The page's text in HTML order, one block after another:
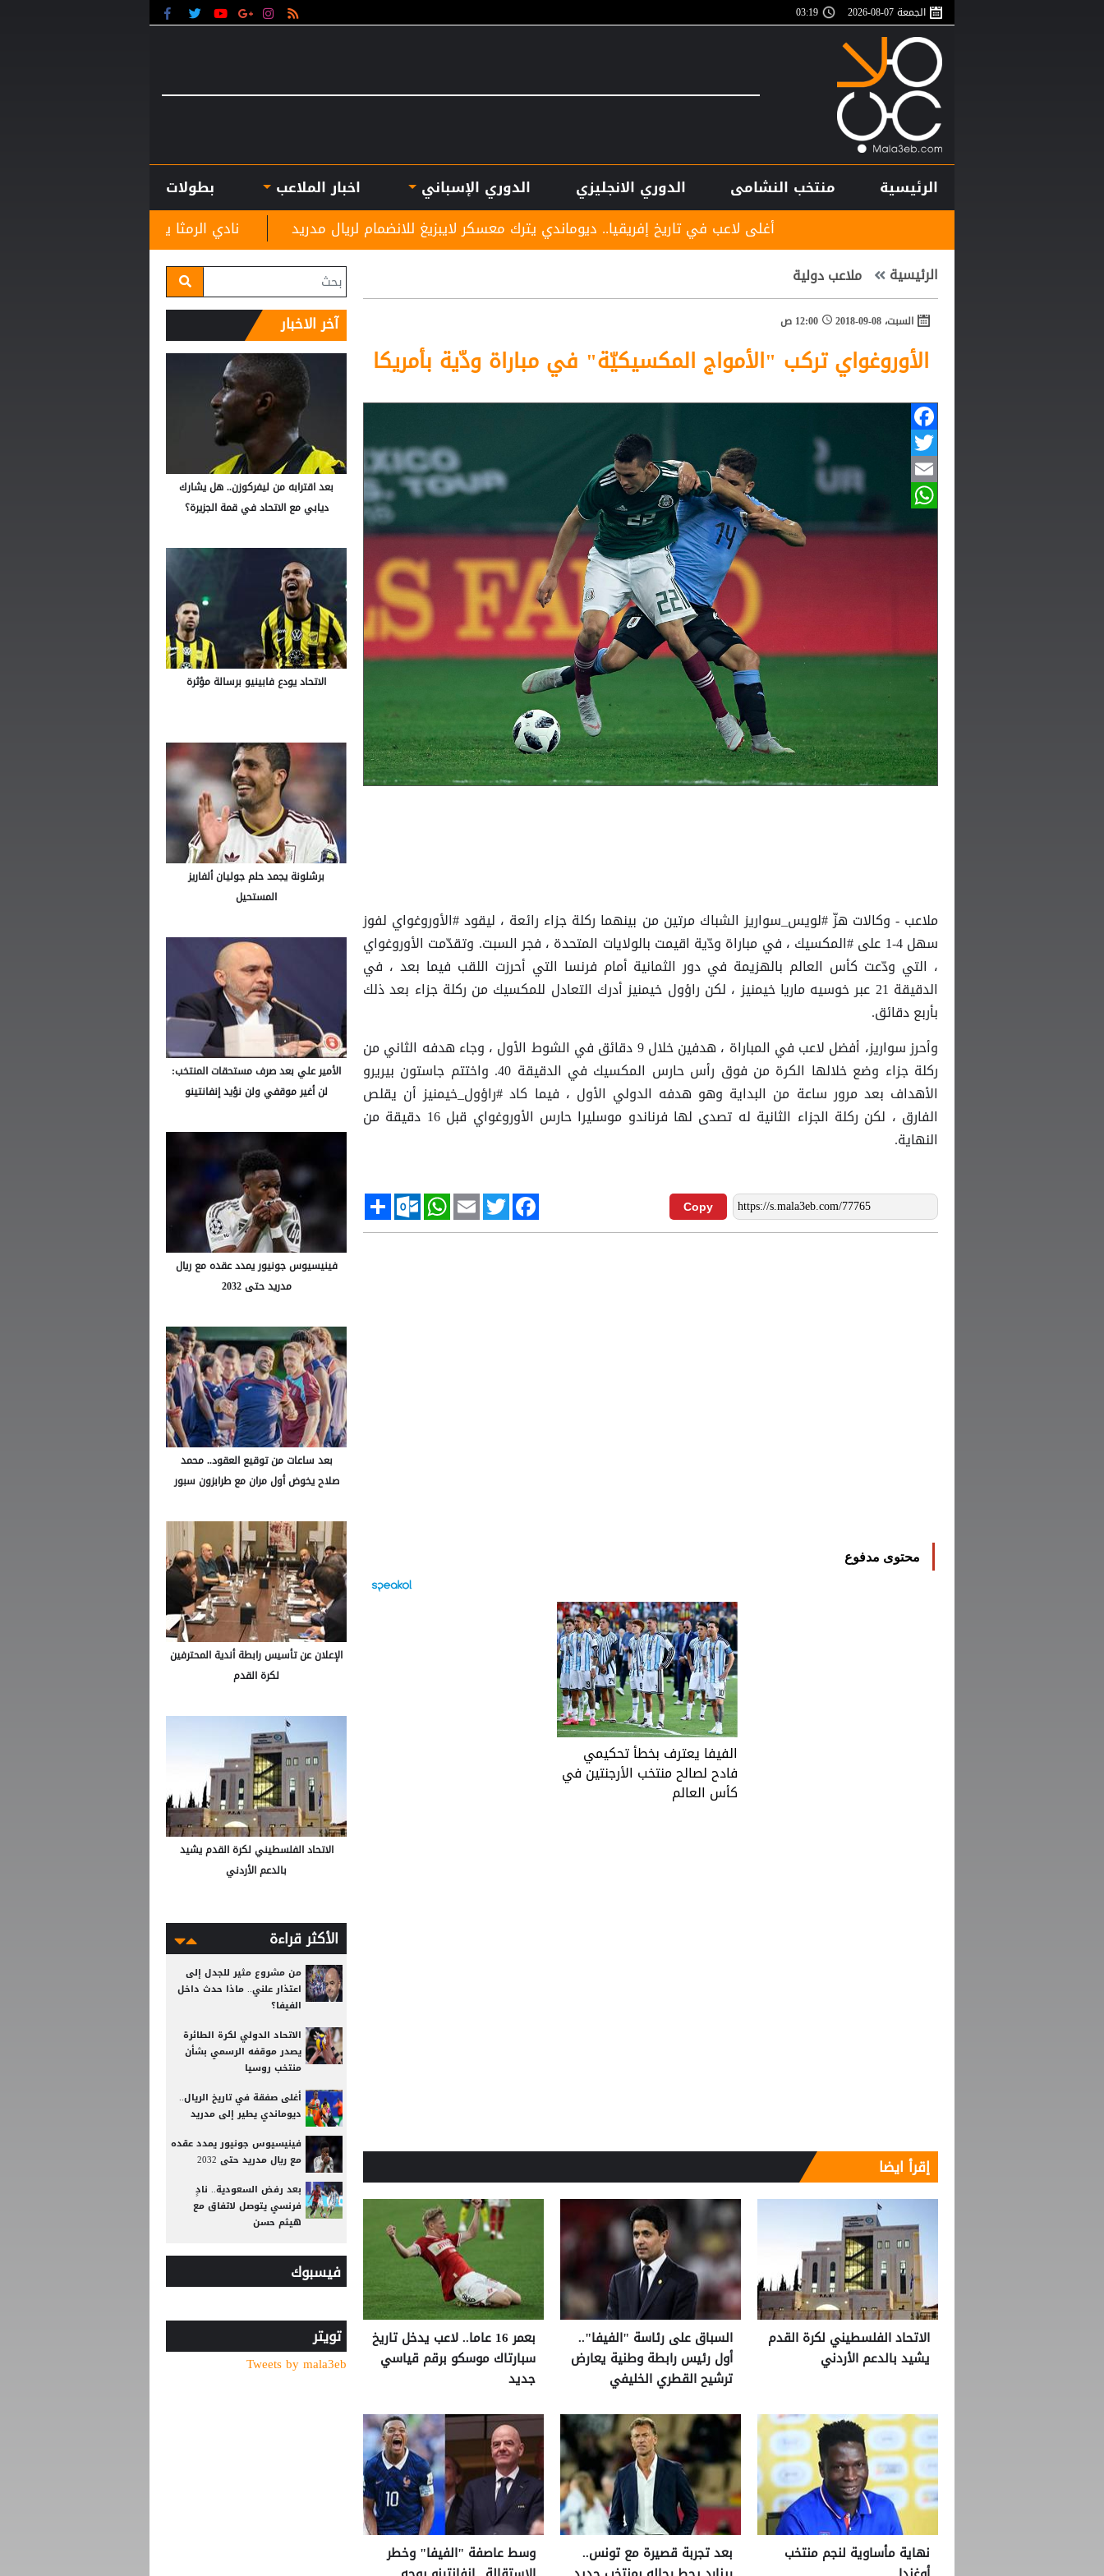
الجمعة 07-08-2026 03:19
الرئيسية منتخب النشامى الدوري الانجليزي الدوري الإسباني اخبار الملاعب
بطولات
نادي الرمثا يستقبل مدربه الجديد غاسانين استعدادًا
أغلى لاعب في تاريخ إفريقيا.. ديوماندي يترك معسكر لايبزيغ للانضمام لريال مدريد
الرئيسية ملاعب دولية
السبت، 08-09-2018 12:00 ص
الأوروغواي تركب "الأمواج المكسيكيّة" في مباراة ودّية بأمريكا
Facebook
Twitter
Email
WhatsApp
ملاعب - وكالات هزّ #لويس_سواريز الشباك مرتين من بينهما ركلة جزاء رائعة ، ليقود #الأوروغواي لفوز
سهل 4-1 على #المكسيك ، في مباراة ودّية اقيمت بالولايات المتحدة ، فجر السبت. وتقدّمت الأوروغواي
، التي ودّعت كأس العالم بالهزيمة في دور الثمانية أمام فرنسا التي أحرزت اللقب فيما بعد ، في
الدقيقة 21 عبر خوسيه ماريا خيمنيز ، لكن راؤول خيمنيز أدرك التعادل للمكسيك من ركلة جزاء بعد ذلك
بأربع دقائق.
وأحرز سواريز، أفضل لاعب في المباراة ، هدفين خلال 9 دقائق في الشوط الأول ، وجاء هدفه الثاني من
ركلة جزاء وضع خلالها الكرة من فوق رأس حارس المكسيك في الدقيقة 40. واختتم جاستون بيريرو
الأهداف بعد مرور ساعة من البداية وهو هدفه الدولي الأول ، فيما كاد #راؤول_خيمنيز أن يقلص
الفارق ، لكن ركلة الجزاء الثانية له تصدى لها فرناندو موسليرا حارس الأوروغواي قبل 16 دقيقة من
النهاية.
Copy
Facebook
Twitter
Email
WhatsApp
Outlook.com
Share
محتوى مدفوع
الفيفا يعترف بخطأ تحكيمي
فادح لصالح منتخب الأرجنتين في
كأس العالم
إقرأ ايضا
الاتحاد الفلسطيني لكرة القدم
يشيد بالدعم الأردني
السباق على رئاسة "الفيفا"..
أول رئيس رابطة وطنية يعارض
ترشيح القطري الخليفي
بعمر 16 عاما.. لاعب يدخل تاريخ
سبارتاك موسكو برقم قياسي
جديد
نهاية مأساوية لنجم منتخب
بعد تجربة قصيرة مع تونس..
وسط عاصفة "الفيفا" وخطر
آخر الاخبار
بعد اقترابه من ليفركوزن.. هل يشارك
ديابي مع الاتحاد في قمة الجزيرة؟
الاتحاد يودع فابينيو برسالة مؤثرة
برشلونة يجمد حلم جوليان ألفاريز
المستحيل
الأمير علي بعد صرف مستحقات المنتخب:
لن أغير موقفي ولن نؤيد إنفانتينو
فينيسيوس جونيور يمدد عقده مع ريال
مدريد حتى 2032
بعد ساعات من توقيع العقود.. محمد
صلاح يخوض أول مران مع طرابزون سبور
الإعلان عن تأسيس رابطة أندية المحترفين
لكرة القدم
الاتحاد الفلسطيني لكرة القدم يشيد
بالدعم الأردني
الأكثر قراءة
من مشروع مثير للجدل إلى
اعتذار علني.. ماذا حدث داخل
الفيفا؟
الاتحاد الدولي لكرة الطائرة
يصدر موقفه الرسمي بشأن
منتخب روسيا
أغلى صفقة في تاريخ الريال..
ديوماندي يطير إلى مدريد
فينيسيوس جونيور يمدد عقده
مع ريال مدريد حتى 2032
بعد رفض السعودية.. نادٍ
فرنسي يتوصل لاتفاق مع
هيثم حسن
مدريد على ضمه.. رودري يحسم
قراره ويختار وجهته المقبلة
صدام في تدريبات أتلتيكو..
فيسبوك
تويتر
Tweets by mala3eb